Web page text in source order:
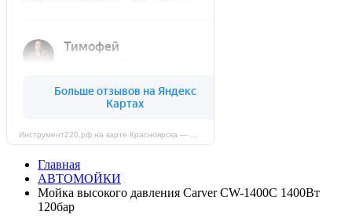
Главная
АВТОМОЙКИ
Мойка высокого давления Carver CW-1400C 1400Вт
120бар